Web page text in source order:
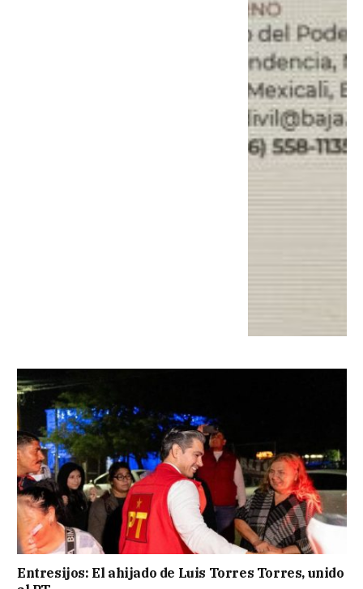
Entresijos: El ahijado de Luis Torres Torres, unido